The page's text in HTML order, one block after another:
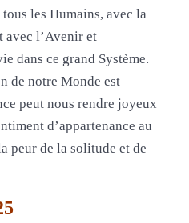
les Humains, avec la
avec l’Avenir et
dans ce grand Système.
de notre Monde est
peut nous rendre joyeux
d’appartenance au
peur de la solitude et de